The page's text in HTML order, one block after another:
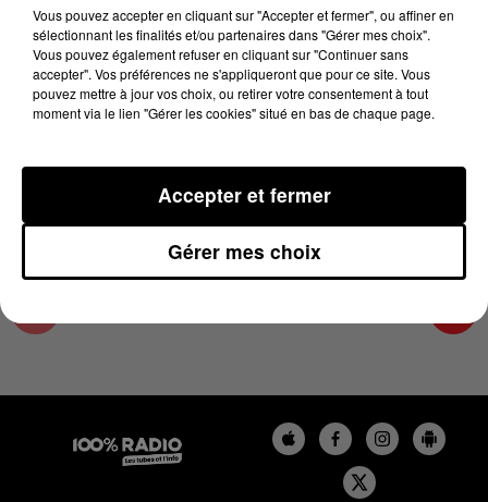
20 février 2025 - 4 min 14 sec
LES INFOS DE L'ARIEGE DU 20/02/2025 À
07H00
Podcasts infos de l'Ariège
Vous pouvez accepter en cliquant sur "Accepter et fermer", ou affiner en
sélectionnant les finalités et/ou partenaires dans "Gérer mes choix".
Vous pouvez également refuser en cliquant sur "Continuer sans
accepter". Vos préférences ne s'appliqueront que pour ce site. Vous
pouvez mettre à jour vos choix, ou retirer votre consentement à tout
moment via le lien "Gérer les cookies" situé en bas de chaque page.
Gérer mes choix
Accepter et fermer